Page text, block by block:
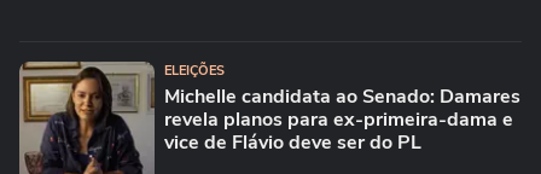
ELEIÇÕES
Michelle candidata ao Senado: Damares
revela planos para ex-primeira-dama e
vice de Flávio deve ser do PL